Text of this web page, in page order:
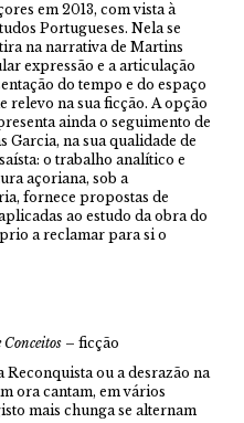
em 2013, com vista à
Portugueses. Nela se
na narrativa de Martins
expressão e a articulação
do tempo e do espaço
relevo na sua ficção. A opção
ainda o seguimento de
na sua qualidade de
o trabalho analítico e
açoriana, sob a
fornece propostas de
ao estudo da obra do
a reclamar para si o
Conceitos – ficção
ou a desrazão na
ora cantam, em vários
mais chunga se alternam